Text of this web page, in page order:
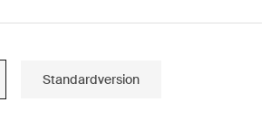
Standardversion